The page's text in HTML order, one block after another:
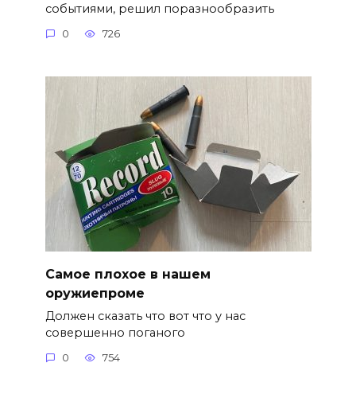
событиями, решил поразнообразить
0 726
Самое плохое в нашем
оружиепроме
Должен сказать что вот что у нас
совершенно поганого
0 754